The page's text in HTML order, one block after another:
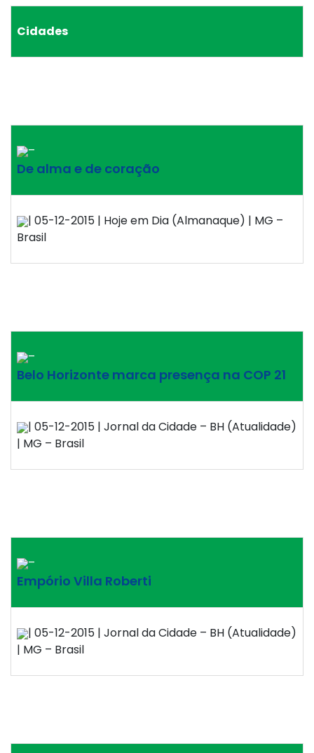
Cidades
–
De alma e de coração
| 05-12-2015 | Hoje em Dia (Almanaque) | MG –
Brasil
–
Belo Horizonte marca presença na COP 21
| 05-12-2015 | Jornal da Cidade – BH (Atualidade)
| MG – Brasil
–
Empório Villa Roberti
| 05-12-2015 | Jornal da Cidade – BH (Atualidade)
| MG – Brasil